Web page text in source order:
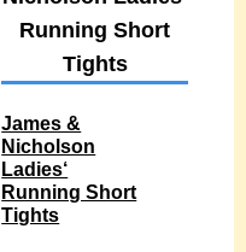
James &
Nicholson
Ladies‘
Running Short
Tights